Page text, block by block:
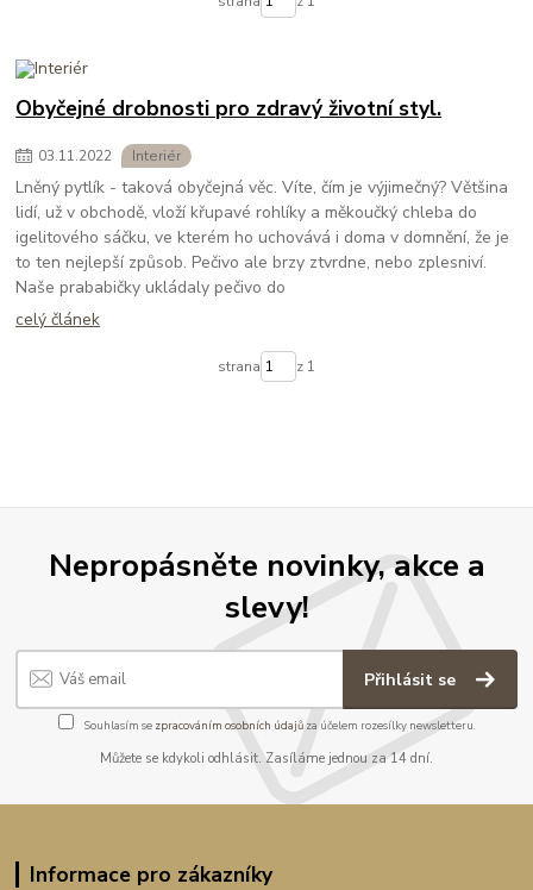
Obyčejné drobnosti pro zdravý životní styl.
03.11.2022 Interiér
Lněný pytlík - taková obyčejná věc. Víte, čím je výjimečný? Většina
lidí, už v obchodě, vloží křupavé rohlíky a měkoučký chleba do
igelitového sáčku, ve kterém ho uchovává i doma v domnění, že je
to ten nejlepší způsob. Pečivo ale brzy ztvrdne, nebo zplesniví.
Naše prababičky ukládaly pečivo do
celý článek
strana z 1
Nepropásněte novinky, akce a
slevy!
Přihlásit se
Souhlasím se zpracováním osobních údajůza účelem rozesílky newsletteru.
Můžete se kdykoli odhlásit. Zasíláme jednou za 14 dní.
Informace pro zákazníky